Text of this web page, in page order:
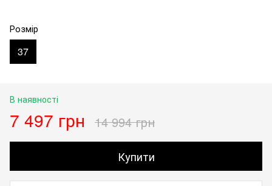
Розмір
37
В наявності
7 497 грн 14 994 грн
Купити